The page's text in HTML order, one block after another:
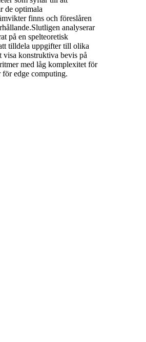
de optimala
finns och föreslåren
analyserar
på en spelteoretisk
tilldela uppgifter till olika
visa konstruktiva bevis på
med låg komplexitet för
edge computing.